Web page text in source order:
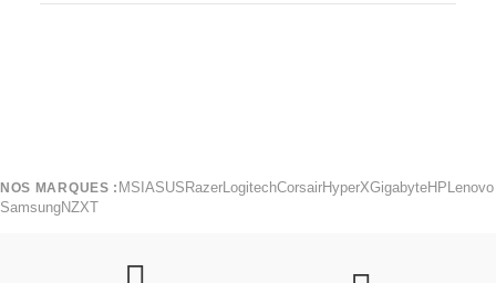
NOS MARQUES : MSI ASUS RazerLogitechCorsairHyperXGigabyteHP Lenovo
SamsungNZXT